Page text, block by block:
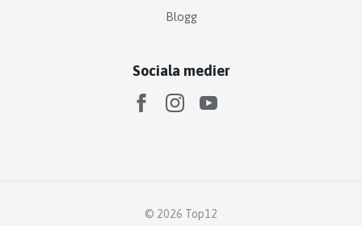
Blogg
Sociala medier
© 2026 Top12